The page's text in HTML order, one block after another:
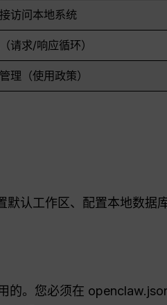
访问本地系统
请求/响应循环）
理（使用政策）
默认工作区、配置本地数据
的。您必须在